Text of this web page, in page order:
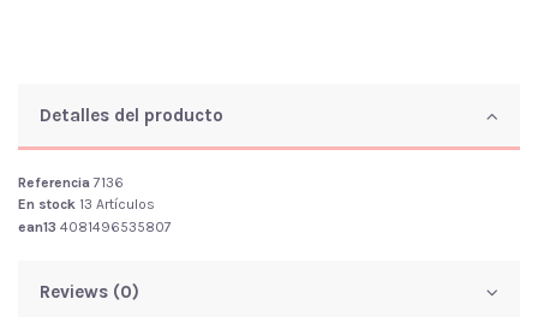
Detalles del producto
Referencia 7136
En stock 13 Artículos
ean13 4081496535807
Reviews (0)